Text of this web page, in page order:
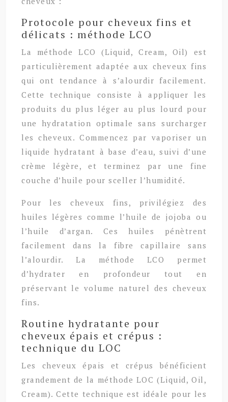
Protocole pour cheveux fins et
délicats : méthode LCO
La méthode LCO (Liquid, Cream, Oil) est
particulièrement adaptée aux cheveux fins
qui ont tendance à s’alourdir facilement.
Cette technique consiste à appliquer les
produits du plus léger au plus lourd pour
une hydratation optimale sans surcharger
les cheveux. Commencez par vaporiser un
liquide hydratant à base d’eau, suivi d’une
crème légère, et terminez par une fine
couche d’huile pour sceller l’humidité.
Pour les cheveux fins, privilégiez des
huiles légères comme l’huile de jojoba ou
l’huile d’argan. Ces huiles pénètrent
facilement dans la fibre capillaire sans
l’alourdir. La méthode LCO permet
d’hydrater en profondeur tout en
préservant le volume naturel des cheveux
fins.
Routine hydratante pour
cheveux épais et crépus :
technique du LOC
Les cheveux épais et crépus bénéficient
grandement de la méthode LOC (Liquid, Oil,
Cream). Cette technique est idéale pour les